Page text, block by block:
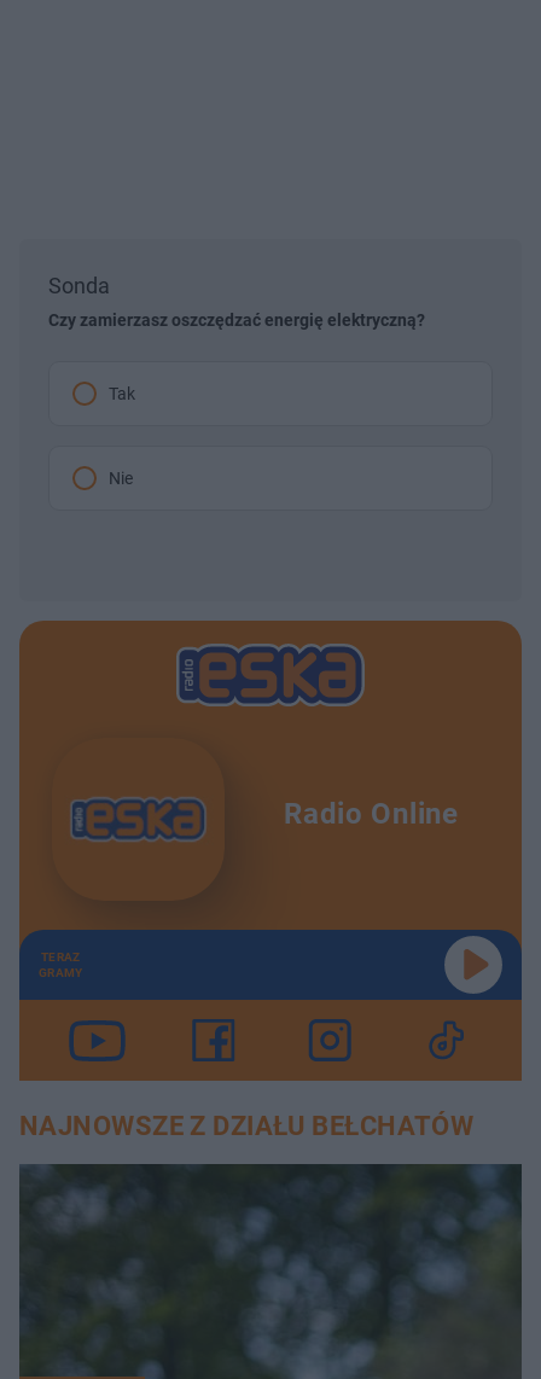
Sonda
Czy zamierzasz oszczędzać energię elektryczną?
Tak
Nie
Radio Online
TERAZ
GRAMY
NAJNOWSZE Z DZIAŁU BEŁCHATÓW